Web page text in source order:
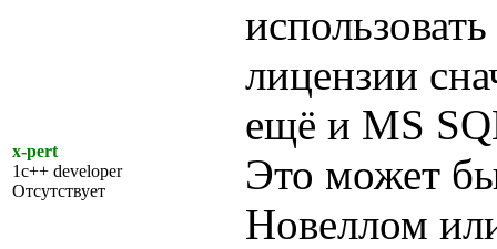
x-pert
1c++ developer
Отсутствует
лицензии
ещё и MS
Это может
Новеллом